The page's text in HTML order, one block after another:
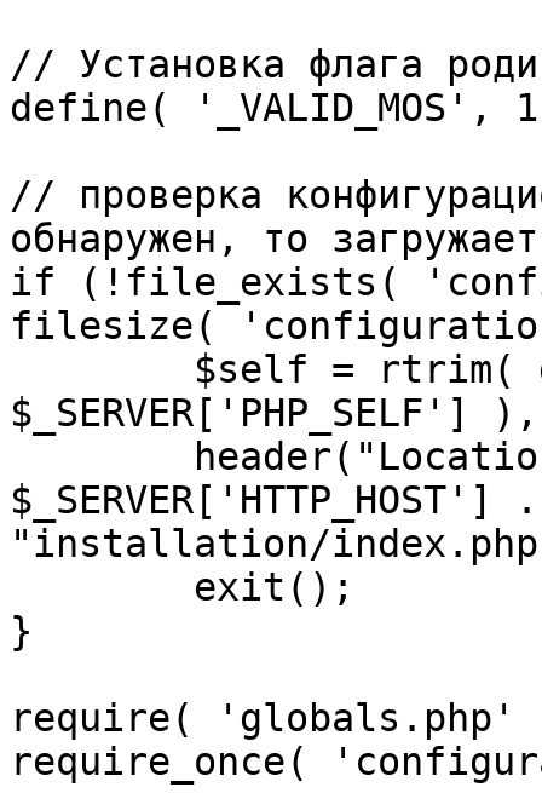
// Установка флага
define( '_VALID_MOS',
// проверка
обнаружен, то
if (!file_exists(
filesize(
"installation/
}
require(
require_once(